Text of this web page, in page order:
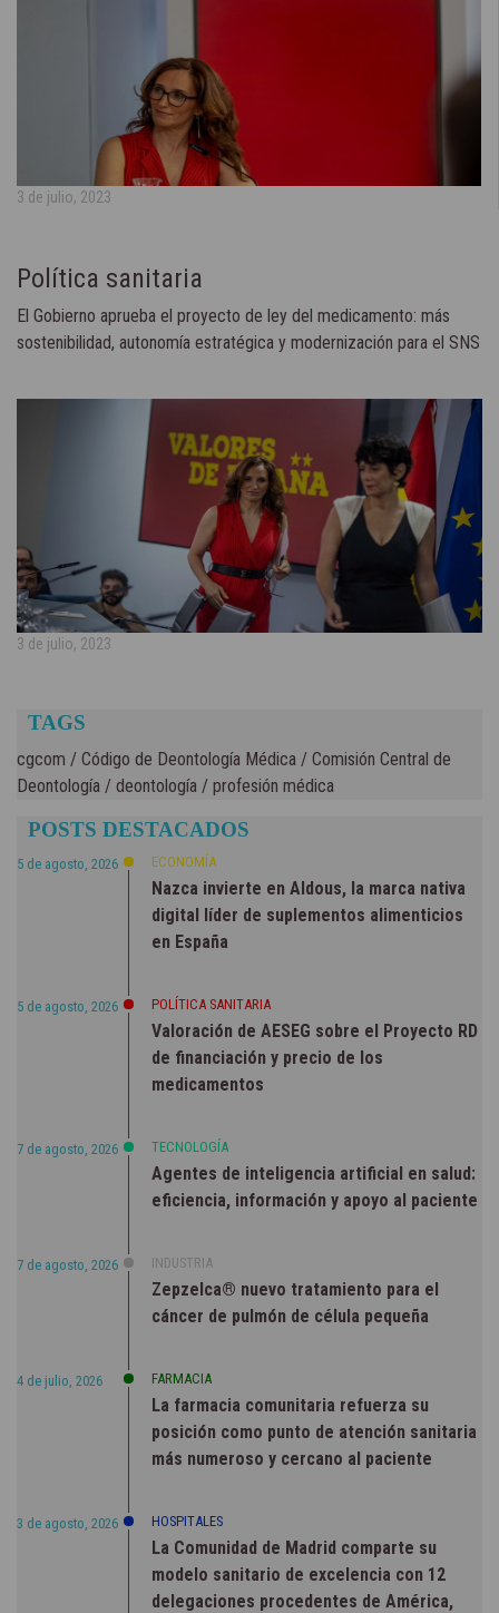
3 de julio, 2023
Política sanitaria
El Gobierno aprueba el proyecto de ley del medicamento: más
sostenibilidad, autonomía estratégica y modernización para el SNS
3 de julio, 2023
TAGS
cgcom / Código de Deontología Médica / Comisión Central de
Deontología / deontología / profesión médica
POSTS DESTACADOS
5 de agosto, 2026 ECONOMÍA
Nazca invierte en Aldous, la marca nativa
digital líder de suplementos alimenticios
en España
5 de agosto, 2026 POLÍTICA SANITARIA
Valoración de AESEG sobre el Proyecto RD
de financiación y precio de los
medicamentos
7 de agosto, 2026 TECNOLOGÍA
Agentes de inteligencia artificial en salud:
eficiencia, información y apoyo al paciente
7 de agosto, 2026 INDUSTRIA
Zepzelca® nuevo tratamiento para el
cáncer de pulmón de célula pequeña
4 de julio, 2026 FARMACIA
La farmacia comunitaria refuerza su
posición como punto de atención sanitaria
más numeroso y cercano al paciente
3 de agosto, 2026 HOSPITALES
La Comunidad de Madrid comparte su
modelo sanitario de excelencia con 12
delegaciones procedentes de América,